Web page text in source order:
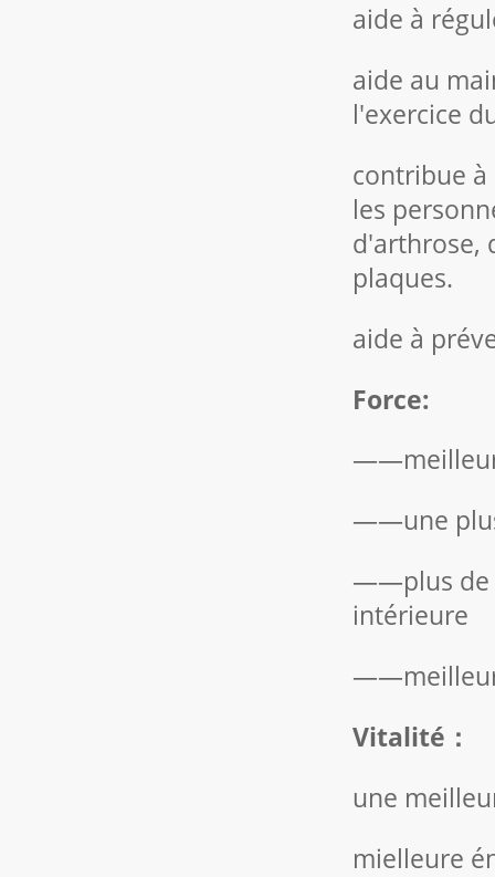
aide à
aide au
l'exercice
contribue
les
d'arthrose,
plaques.
aide à
Force:
——une
——plus de
intérieure
Vitalité ：
une
mielleure